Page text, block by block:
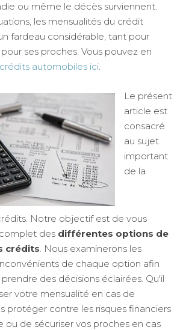
ou même le décès surviennent.
les mensualités du crédit
fardeau considérable, tant pour
ses proches. Vous pouvez en
crédits automobiles ici.
Le présent
article est
consacré
au sujet
important
de la
Notre objectif est de vous
des différentes options de
crédits. Nous examinerons les
de chaque option afin
des décisions éclairées. Qu'il
votre mensualité en cas de
protéger contre les risques financiers
ou de sécuriser vos proches en cas